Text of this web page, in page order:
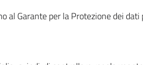
al Garante per la Protezione dei